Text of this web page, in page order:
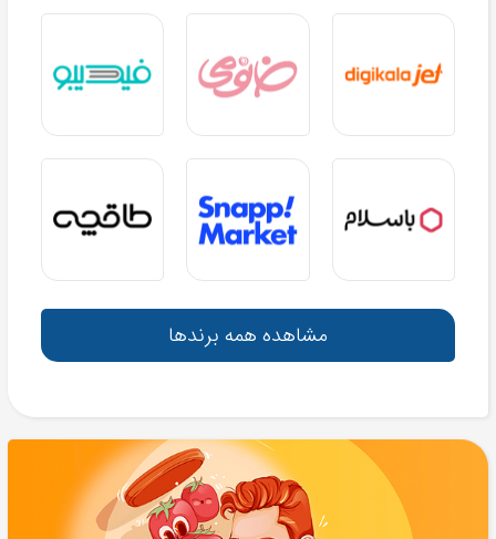
مشاهده همه برندها